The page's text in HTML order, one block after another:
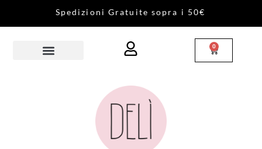
Sped izi on i Gratu ite sopra i 50€
0